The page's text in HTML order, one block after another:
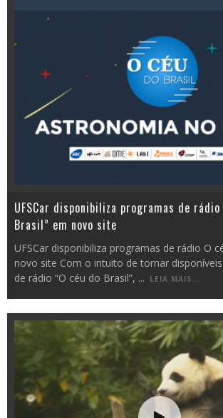
UFSCar disponibiliza programas de rádio
Brasil” em novo site
UFSCar disponibiliza programas de rádio O
novo site Com o intuito de tornar
de rádio “O céu do Brasil”, ... LEIA MAIS...